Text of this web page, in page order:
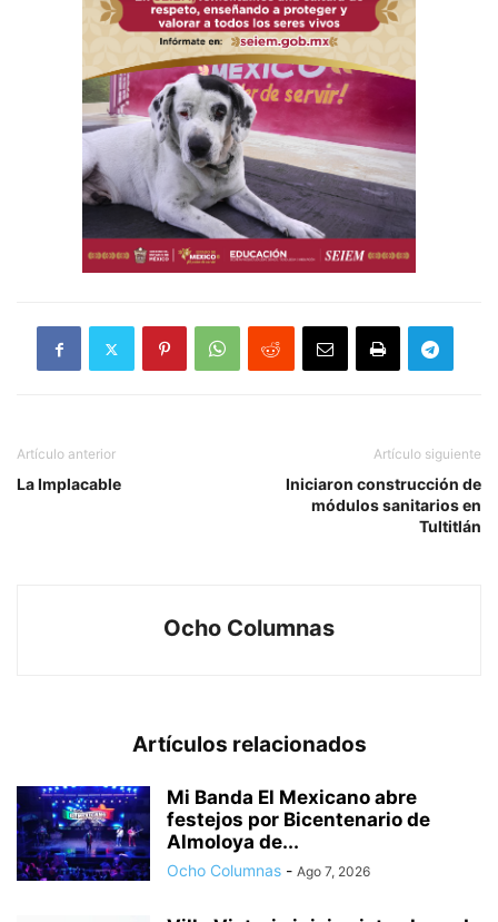
Artículo anterior
La Implacable
Artículo siguiente
Iniciaron construcción de
módulos sanitarios en
Tultitlán
Ocho Columnas
Artículos relacionados
Mi Banda El Mexicano abre
festejos por Bicentenario de
Almoloya de...
Ocho Columnas - Ago 7, 2026